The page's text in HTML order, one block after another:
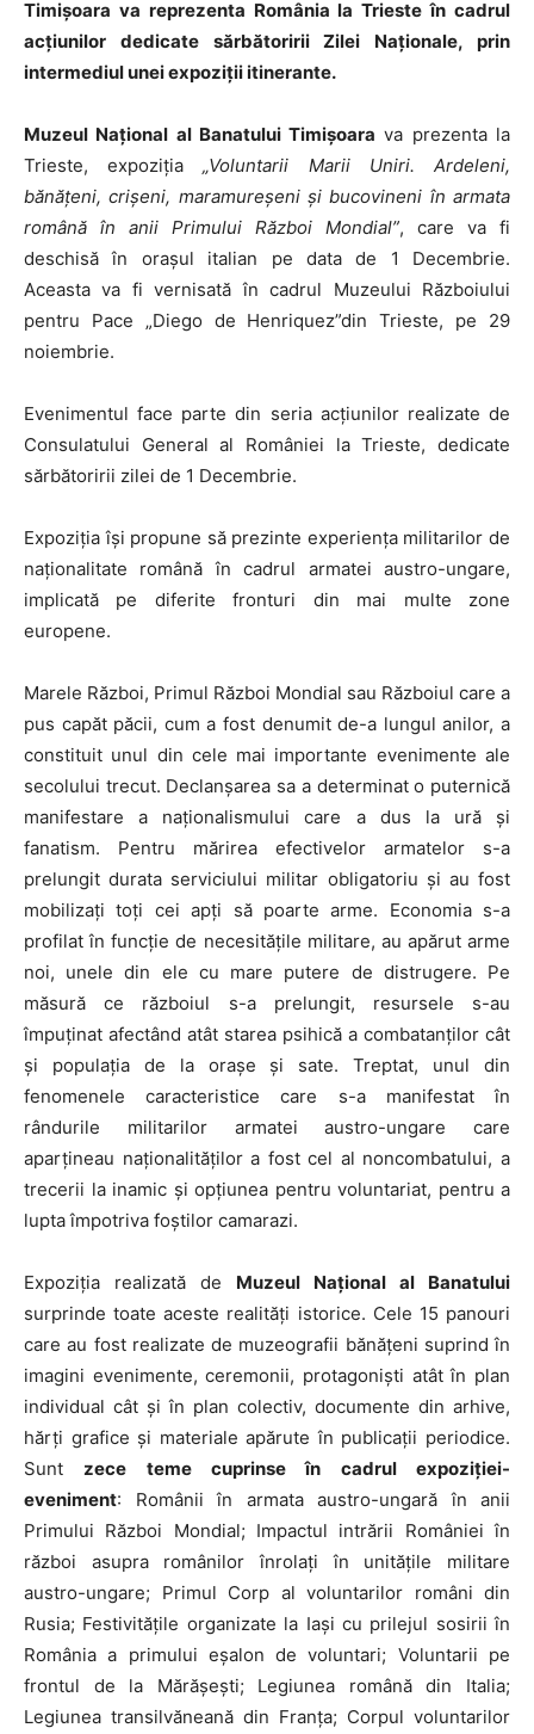
Timişoara va reprezenta România la Trieste în cadrul
acţiunilor dedicate sărbătoririi Zilei Naționale, prin
intermediul unei expoziţii itinerante.
Muzeul Naţional al Banatului Timişoara va prezenta la
Trieste, expoziţia„Voluntarii Marii Uniri. Ardeleni,
bănăţeni, crișeni, maramureșeni şi bucovineni în armata
română în anii Primului Război Mondial”, care va fi
deschisă în oraşul italian pe data de 1 Decembrie.
Aceasta va fi vernisată în cadrul Muzeului Războiului
pentru Pace „Diego de Henriquez”din Trieste, pe 29
noiembrie.
Evenimentul face parte din seria acţiunilor realizate de
Consulatului General al României la Trieste, dedicate
sărbătoririi zilei de 1 Decembrie.
Expoziția își propune să prezinte experienţa militarilor de
naționalitate română în cadrul armatei austro-ungare,
implicată pe diferite fronturi din mai multe zone
europene.
Marele Război, Primul Război Mondial sau Războiul care a
pus capăt păcii, cum a fost denumit de-a lungul anilor, a
constituit unul din cele mai importante evenimente ale
secolului trecut. Declanșarea sa a determinat o puternică
manifestare a naționalismului care a dus la ură și
fanatism. Pentru mărirea efectivelor armatelor s-a
prelungit durata serviciului militar obligatoriu și au fost
mobilizați toți cei apți să poarte arme. Economia s-a
profilat în funcție de necesitățile militare, au apărut arme
noi, unele din ele cu mare putere de distrugere. Pe
măsură ce războiul s-a prelungit, resursele s-au
împuținat afectând atât starea psihică a combatanților cât
și populația de la orașe și sate. Treptat, unul din
fenomenele caracteristice care s-a manifestat în
rândurile militarilor armatei austro-ungare care
aparțineau naționalităților a fost cel al noncombatului, a
trecerii la inamic și opțiunea pentru voluntariat, pentru a
lupta împotriva foștilor camarazi.
Expoziţia realizată de Muzeul Naţional al Banatului
surprinde toate aceste realităţi istorice. Cele 15 panouri
care au fost realizate de muzeografii bănăţeni suprind în
imagini evenimente, ceremonii, protagoniști atât în plan
individual cât și în plan colectiv, documente din arhive,
hărți grafice și materiale apărute în publicații periodice.
Sunt zece teme cuprinse în cadrul expoziţiei-
eveniment: Românii în armata austro-ungară în anii
Primului Război Mondial; Impactul intrării României în
război asupra românilor înrolaţi în unităţile militare
austro-ungare; Primul Corp al voluntarilor români din
Rusia; Festivităţile organizate la Iaşi cu prilejul sosirii în
România a primului eşalon de voluntari; Voluntarii pe
frontul de la Mărăşeşti; Legiunea română din Italia;
Legiunea transilvăneană din Franţa; Corpul voluntarilor